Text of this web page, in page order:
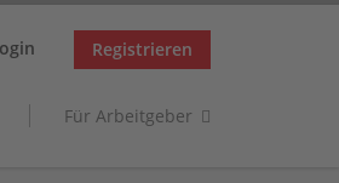
Registrieren
Für Arbeitgeber